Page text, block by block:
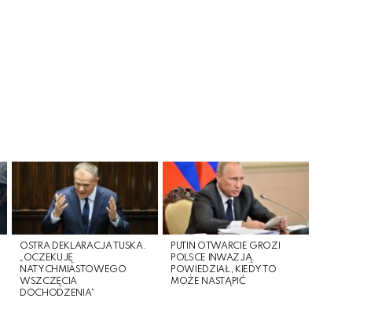
OSTRA DEKLARACJA TUSKA.
„OCZEKUJĘ
NATYCHMIASTOWEGO
WSZCZĘCIA
DOCHODZENIA”
PUTIN OTWARCIE GROZI
POLSCE INWAZJĄ.
POWIEDZIAŁ, KIEDY TO
MOŻE NASTĄPIĆ